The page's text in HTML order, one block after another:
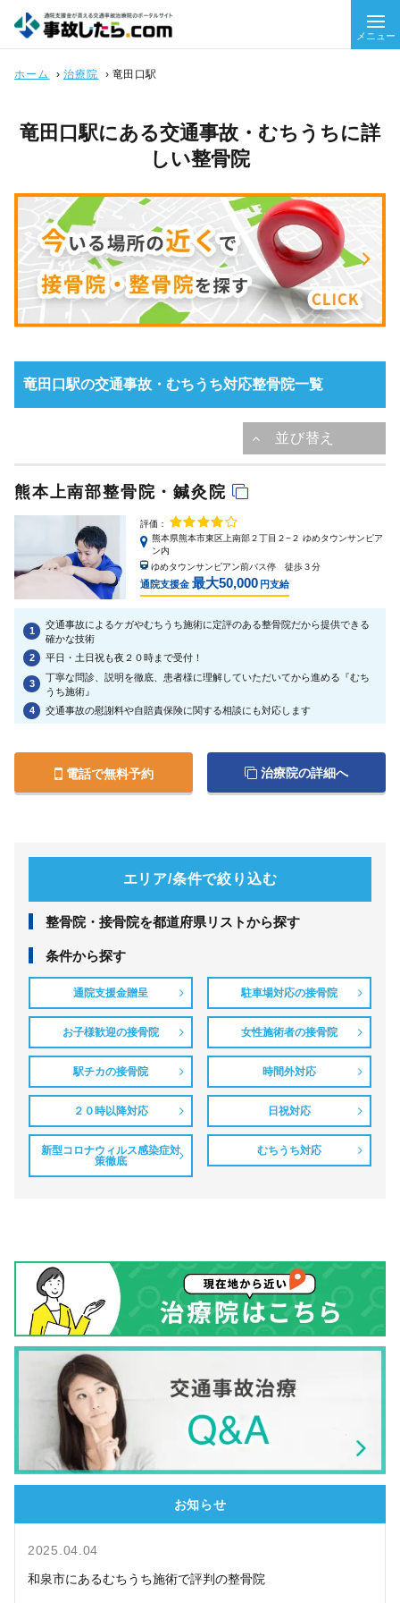
メニュー
ホーム › 治療院 › 竜田口駅
竜田口駅にある交通事故・むちうちに詳
しい整骨院
竜田口駅の交通事故・むちうち対応整骨院一覧
熊本上南部整骨院・鍼灸院
評価：
熊本県熊本市東区上南部２丁目２−２ ゆめタウンサンピア
ン内
ゆめタウンサンピアン前バス停 徒歩３分
通院支援金 最大50,000 円支給
1
交通事故によるケガやむちうち施術に定評のある整骨院だから提供できる
確かな技術
2
平日・土日祝も夜２０時まで受付！
3
丁寧な問診、説明を徹底、患者様に理解していただいてから進める『むち
うち施術』
4
交通事故の慰謝料や自賠責保険に関する相談にも対応します
電話で無料予約 治療院の詳細へ
エリア/条件で絞り込む
整⾻院・接⾻院を都道府県リストから探す
条件から探す
通院支援金贈呈 駐車場対応の接骨院
お子様歓迎の接骨院 女性施術者の接骨院
駅チカの接骨院 時間外対応
２０時以降対応 日祝対応
新型コロナウィルス感染症対
策徹底
むちうち対応
お知らせ
2025.04.04
和泉市にあるむちうち施術で評判の整骨院